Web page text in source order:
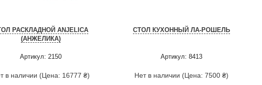
РАСКЛАДНОЙ ANJELICA
(АНЖЕЛИКА)
Артикул: 2150
в наличии (Цена: 16777 ₴)
СТОЛ КУХОННЫЙ ЛА-РОШЕЛЬ
Артикул: 8413
Нет в наличии (Цена: 7500 ₴)